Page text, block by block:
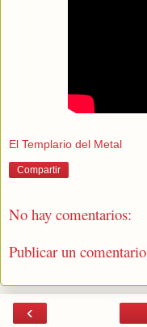
El Templario del Metal
Compartir
No hay comentarios:
Publicar un comentario
‹